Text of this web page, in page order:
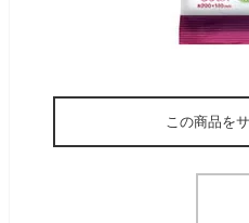
この商品を